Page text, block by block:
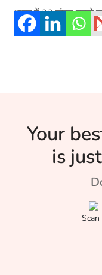
भारत में 33 जंगल बनाने
Your
is